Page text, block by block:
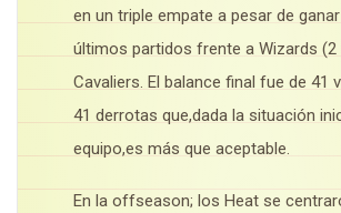
en un triple empate a pesar de
últimos partidos frente a Wizards
Cavaliers. El balance final fue de 41
41 derrotas que,dada la situación
equipo,es más que aceptable.
En la offseason; los Heat se